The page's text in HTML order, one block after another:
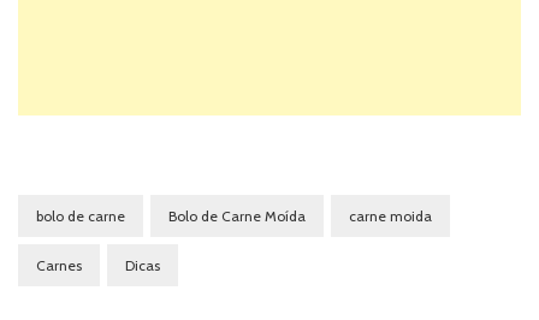
bolo de carne Bolo de Carne Moída carne moida
Carnes Dicas